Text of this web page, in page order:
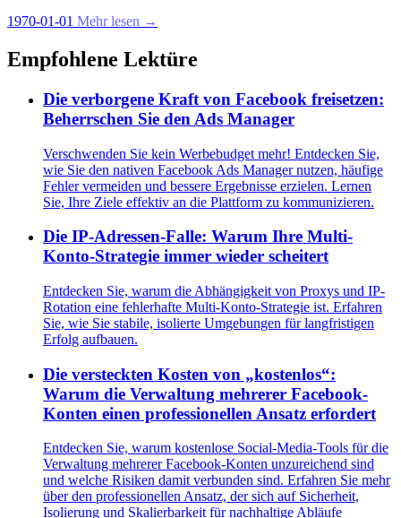
1970-01-01 Mehr lesen →
Empfohlene Lektüre
Die verborgene Kraft von Facebook freisetzen:
Beherrschen Sie den Ads Manager
Verschwenden Sie kein Werbebudget mehr! Entdecken Sie,
wie Sie den nativen Facebook Ads Manager nutzen, häufige
Fehler vermeiden und bessere Ergebnisse erzielen. Lernen
Sie, Ihre Ziele effektiv an die Plattform zu kommunizieren.
Die IP-Adressen-Falle: Warum Ihre Multi-
Konto-Strategie immer wieder scheitert
Entdecken Sie, warum die Abhängigkeit von Proxys und IP-
Rotation eine fehlerhafte Multi-Konto-Strategie ist. Erfahren
Sie, wie Sie stabile, isolierte Umgebungen für langfristigen
Erfolg aufbauen.
Die versteckten Kosten von „kostenlos“:
Warum die Verwaltung mehrerer Facebook-
Konten einen professionellen Ansatz erfordert
Entdecken Sie, warum kostenlose Social-Media-Tools für die
Verwaltung mehrerer Facebook-Konten unzureichend sind
und welche Risiken damit verbunden sind. Erfahren Sie mehr
über den professionellen Ansatz, der sich auf Sicherheit,
Isolierung und Skalierbarkeit für nachhaltige Abläufe